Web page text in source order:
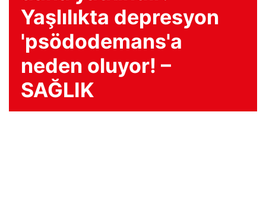
Yaşlılıkta depresyon
'psödodemans'a
neden oluyor! –
SAĞLIK